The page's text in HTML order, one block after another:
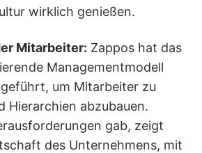
wirklich genießen.
Mitarbeiter: Zappos hat das
Managementmodell
um Mitarbeiter zu
Hierarchien abzubauen.
gab, zeigt
des Unternehmens, mit